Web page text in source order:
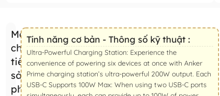
Mô tả
chi
tiết
sản
phẩm
Tính năng cơ bản - Thông số kỹ thuật :
Ultra-Powerful Charging Station: Experience the
convenience of powering six devices at once with Anker
Prime charging station’s ultra-powerful 200W output. Each
USB-C Supports 100W Max: When using two USB-C ports